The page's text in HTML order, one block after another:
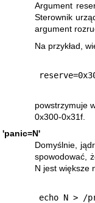
Argument
Sterownik
argument
Na przykład,
powstrzymuje
0x300-0x31f.
'panic=N'
Domyślnie,
spowodować,
N jest większe